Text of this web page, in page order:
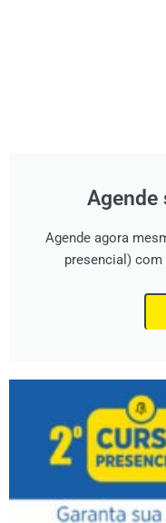
Agende
Agende agora
presencial)